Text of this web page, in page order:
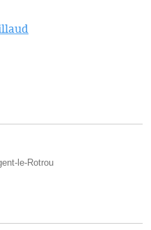
le-Rotrou